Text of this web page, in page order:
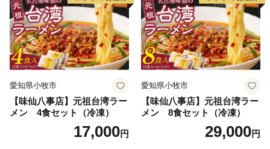
愛知県小牧市
【味仙八事店】元祖台湾ラー
メン 4食セット（冷凍）
17,000円
愛知県小牧市
【味仙八事店】元祖台湾ラー
メン 8食セット（冷凍）
29,000円